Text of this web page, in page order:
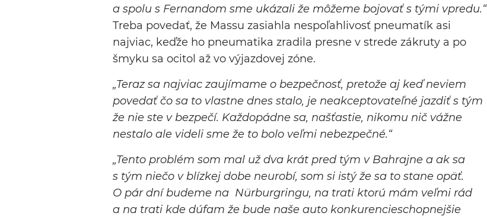
a spolu s Fernandom sme ukázali že môžeme bojovať s tými vpredu.“
Treba povedať, že Massu zasiahla nespoľahlivosť pneumatík asi
najviac, keďže ho pneumatika zradila presne v strede zákruty a po
šmyku sa ocitol až vo výjazdovej zóne.
„Teraz sa najviac zaujímame o bezpečnosť, pretože aj keď neviem
povedať čo sa to vlastne dnes stalo, je neakceptovateľné jazdiť s tým
že nie ste v bezpečí. Každopádne sa, našťastie, nikomu nič vážne
nestalo ale videli sme že to bolo veľmi nebezpečné.“
„Tento problém som mal už dva krát pred tým v Bahrajne a ak sa
s tým niečo v blízkej dobe neurobí, som si istý že sa to stane opäť.
O pár dní budeme na Nürburgringu, na trati ktorú mám veľmi rád
a na trati kde dúfam že bude naše auto konkurencieschopnejšie